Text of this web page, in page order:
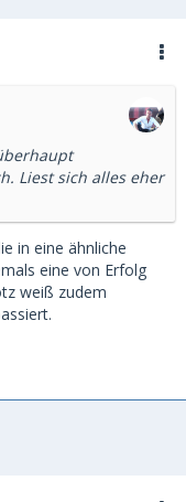
Liest sich alles eher
in eine ähnliche
eine von Erfolg
weiß zudem